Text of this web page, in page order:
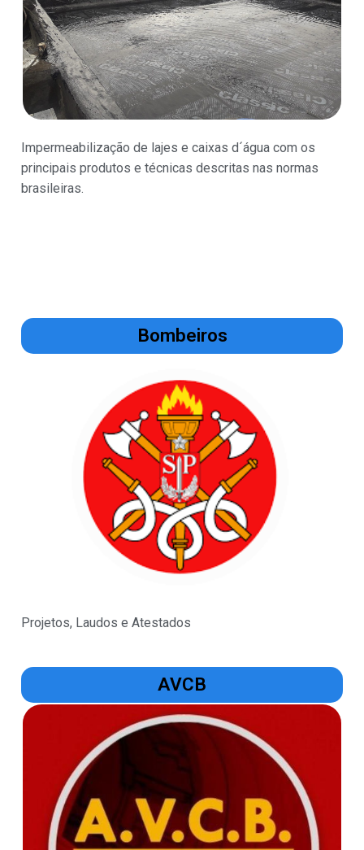
Impermeabilização de lajes e caixas d´água com os
principais produtos e técnicas descritas nas normas
brasileiras.
Bombeiros
Projetos, Laudos e Atestados
AVCB